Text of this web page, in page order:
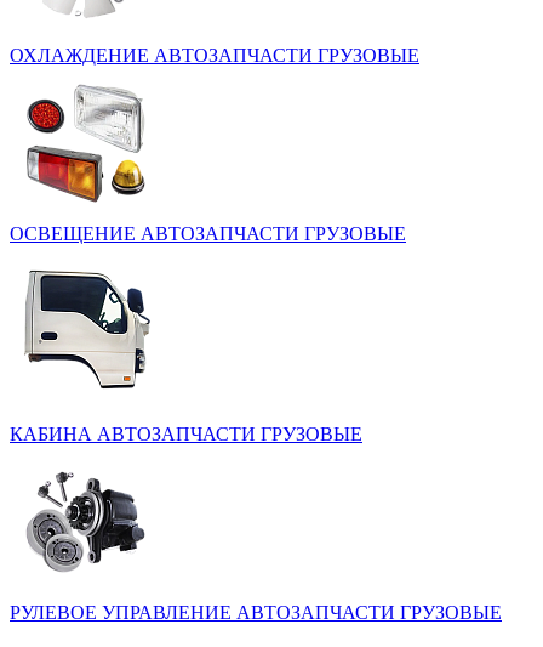
ОХЛАЖДЕНИЕ АВТОЗАПЧАСТИ ГРУЗОВЫЕ
ОСВЕЩЕНИЕ АВТОЗАПЧАСТИ ГРУЗОВЫЕ
КАБИНА АВТОЗАПЧАСТИ ГРУЗОВЫЕ
РУЛЕВОЕ УПРАВЛЕНИЕ АВТОЗАПЧАСТИ ГРУЗОВЫЕ